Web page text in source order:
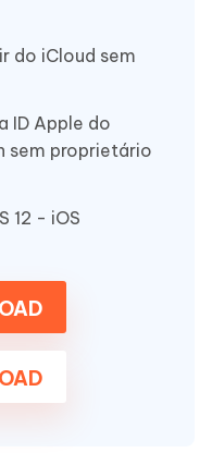
do iCloud sem
ID Apple do
sem proprietário
12 - iOS